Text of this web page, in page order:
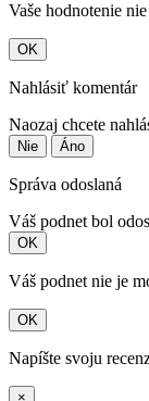
Vaše hodnotenie
OK
Nahlásiť komentár
Naozaj chcete
Nie Áno
Správa odoslaná
Váš podnet bol
OK
Váš podnet nie je
OK
Napíšte svoju
×